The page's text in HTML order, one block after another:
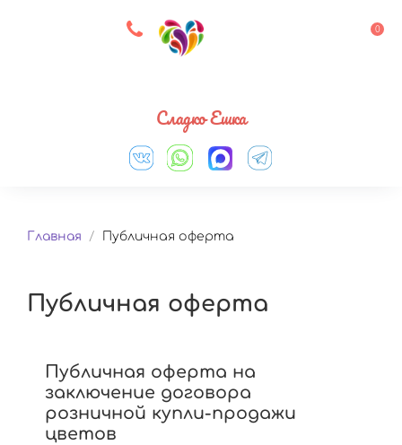
8 927 083 33 05 0
Сладко Ешка
Главная / Публичная оферта
Публичная оферта
Публичная оферта на
заключение договора
розничной купли-продажи
цветов